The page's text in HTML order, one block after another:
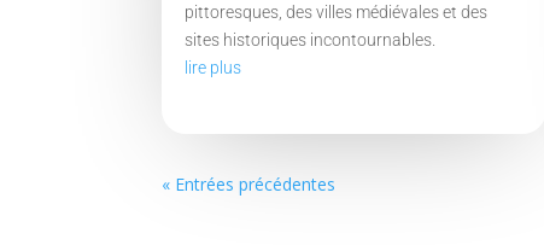
pittoresques, des villes médiévales et des
sites historiques incontournables.
lire plus
« Entrées précédentes